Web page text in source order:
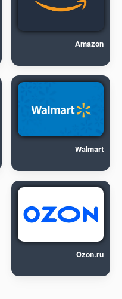
Amazon
Walmart
Ozon.ru